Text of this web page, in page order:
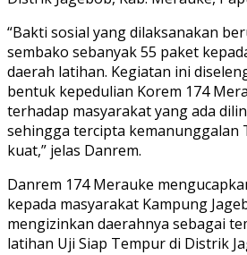
“Bakti sosial yang dilaksanakan
sembako sebanyak 55 paket
daerah latihan. Kegiatan ini
bentuk kepedulian Korem 174
terhadap masyarakat yang ada
sehingga tercipta kemanunggalan
kuat,” jelas Danrem.
Danrem 174 Merauke
kepada masyarakat Kampung
mengizinkan daerahnya sebagai
latihan Uji Siap Tempur di Distrik